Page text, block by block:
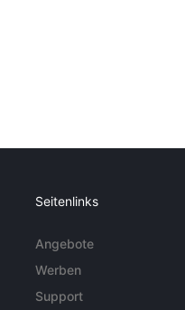
Seitenlinks
Angebote
Werben
Support